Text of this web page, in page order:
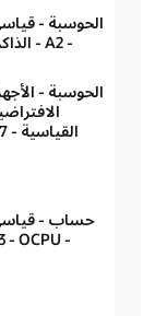
الحوسبة - قياسي
الحوسبة - الأجهزة
الافتراضية
القياسية - X7
حساب - قياسي